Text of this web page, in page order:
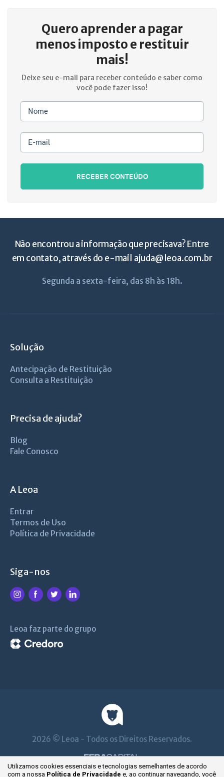
Quero aprender a pagar
menos imposto e restituir
mais!
Deixe seu e-mail para receber conteúdo e saber como
você pode fazer isso!
Nome
E-mail
RECEBER CONTEÚDO
Utilizamos cookies essenciais e tecnologias semelhantes de acordo
com a nossa Política de Privacidade e, ao continuarnavegando, você
Não encontrou a informação que precisava? Entre
em contato, através do e-mail ajuda@leoa.com.br
Segunda a sexta-feira, das 8h às 18h.
Solução
Antecipação de Restituição
Consulta a Restituição
Precisa de ajuda?
Blog
Fale Conosco
A Leoa
Entrar
Termos de Uso
Política de Privacidade
Siga-nos
Leoa faz parte do grupo
2026 © Leoa - Todos os Direitos Reservados.